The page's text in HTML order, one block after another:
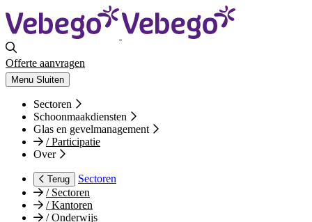
Offerte aanvragen
Menu Sluiten
Sectoren
Schoonmaakdiensten
Glas en gevelmanagement
/Participatie
Over
Terug
Sectoren
/Sectoren
/Kantoren
/Onderwijs